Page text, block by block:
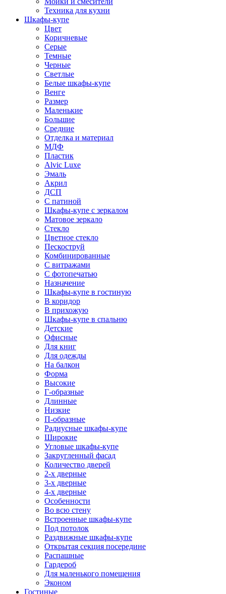
Техника для кухни
Шкафы-купе
Цвет
Коричневые
Серые
Темные
Черные
Светлые
Белые шкафы-купе
Венге
Размер
Маленькие
Большие
Средние
Отделка и материал
МДФ
Пластик
Alvic Luxe
Эмаль
Акрил
ДСП
С патиной
Шкафы-купе с зеркалом
Матовое зеркало
Стекло
Цветное стекло
Пескоструй
Комбинированные
С витражами
С фотопечатью
Назначение
Шкафы-купе в гостиную
В коридор
В прихожую
Шкафы-купе в спальню
Детские
Офисные
Для книг
Для одежды
На балкон
Форма
Высокие
Г-образные
Длинные
Низкие
П-образные
Радиусные шкафы-купе
Широкие
Угловые шкафы-купе
Закругленный фасад
Количество дверей
2-х дверные
3-х дверные
4-х дверные
Особенности
Во всю стену
Встроенные шкафы-купе
Под потолок
Раздвижные шкафы-купе
Открытая секция посередине
Распашные
Гардероб
Для маленького помещения
Эконом
Гостиные